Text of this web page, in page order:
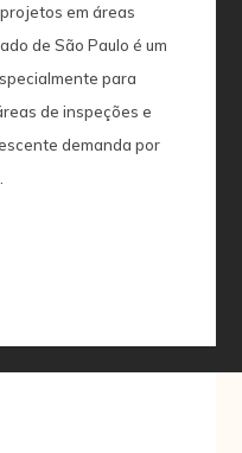
em áreas
de São Paulo é um
para
de inspeções e
demanda por